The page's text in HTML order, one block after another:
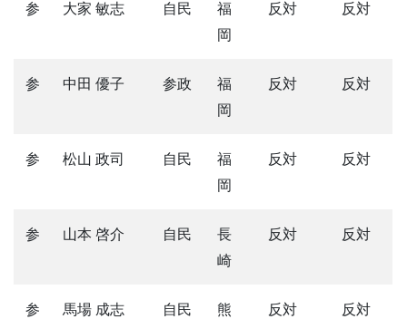
参 大家 敏志 自民
福
岡
反対 反対
参 中田 優子 参政
福
岡
反対 反対
参 松山 政司 自民
福
岡
反対 反対
参 山本 啓介 自民
長
崎
反対 反対
参 馬場 成志 自民
熊
反対 反対